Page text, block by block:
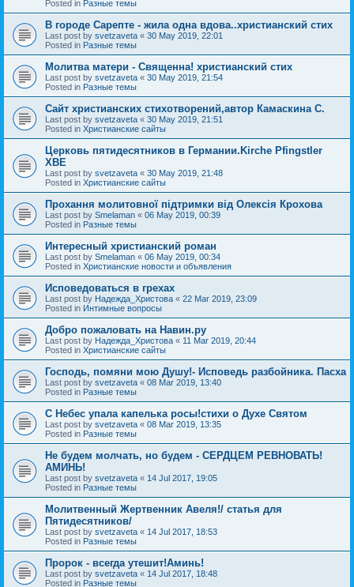
Posted in Разные темы
В городе Сарепте - жила одна вдова..христианский стих
Last post by svetzaveta « 30 May 2019, 22:01
Posted in Разные темы
Молитва матери - Священна! христианский стих
Last post by svetzaveta « 30 May 2019, 21:54
Posted in Разные темы
Сайт христианских стихотворений,автор Камаскина С.
Last post by svetzaveta « 30 May 2019, 21:51
Posted in Христианские сайты
Церковь пятидесятников в Германии.Kirche Pfingstler
ХВЕ
Last post by svetzaveta « 30 May 2019, 21:48
Posted in Христианские сайты
Прохання молитовної підтримки від Олексія Крохова
Last post by Smelaman « 06 May 2019, 00:39
Posted in Разные темы
Интересный христианский роман
Last post by Smelaman « 06 May 2019, 00:34
Posted in Христианские новости и объявления
Исповедоваться в грехах
Last post by Надежда_Христова « 22 Mar 2019, 23:09
Posted in Интимные вопросы
Добро пожаловать на Навин.ру
Last post by Надежда_Христова « 11 Mar 2019, 20:44
Posted in Христианские сайты
Господь, помяни мою Душу!- Исповедь разбойника. Пасха
Last post by svetzaveta « 08 Mar 2019, 13:40
Posted in Разные темы
C Небес упала капелька росы!стихи о Духе Святом
Last post by svetzaveta « 08 Mar 2019, 13:35
Posted in Разные темы
Не будем молчать, но будем - СЕРДЦЕМ РЕВНОВАТЬ!
АМИНЬ!
Last post by svetzaveta « 14 Jul 2017, 19:05
Posted in Разные темы
Молитвенный Жертвенник Авеля!/ статья для
Пятидесятников/
Last post by svetzaveta « 14 Jul 2017, 18:53
Posted in Разные темы
Пророк - всегда утешит!Аминь!
Last post by svetzaveta « 14 Jul 2017, 18:48
Posted in Разные темы